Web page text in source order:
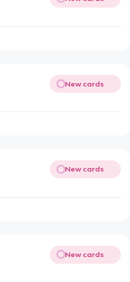
New cards
New cards
New cards